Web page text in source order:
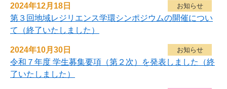
2024年12月18日 お知らせ
第３回地域レジリエンス学環シンポジウムの開催につい
て（終了いたしました）
2024年10月30日 お知らせ
令和７年度 学生募集要項（第２次）を発表しました（終
了いたしました）